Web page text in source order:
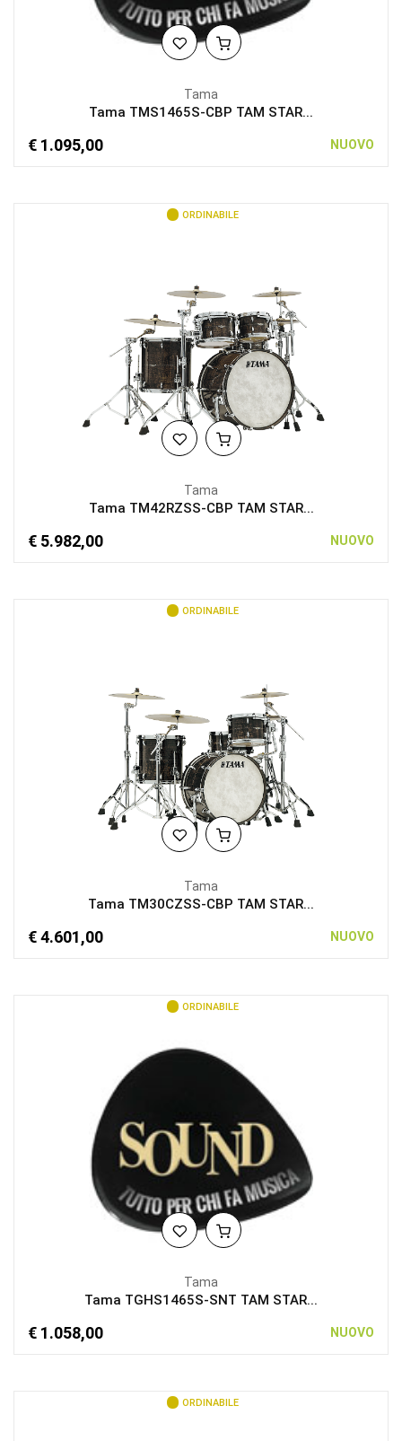
Tama
Tama TMS1465S-CBP TAM STAR...
€ 1.095,00 NUOVO
ORDINABILE
Tama
Tama TM42RZSS-CBP TAM STAR...
€ 5.982,00 NUOVO
ORDINABILE
Tama
Tama TM30CZSS-CBP TAM STAR...
€ 4.601,00 NUOVO
ORDINABILE
Tama
Tama TGHS1465S-SNT TAM STAR...
€ 1.058,00 NUOVO
ORDINABILE